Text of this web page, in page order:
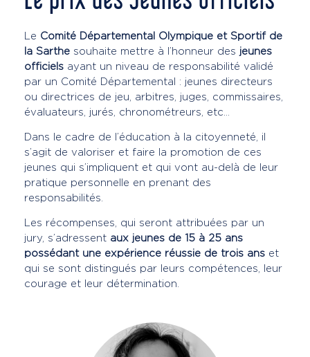
Le Comité Départemental Olympique et Sportif de
la Sarthe souhaite mettre à l’honneur des jeunes
officiels ayant un niveau de responsabilité validé
par un Comité Départemental : jeunes directeurs
ou directrices de jeu, arbitres, juges, commissaires,
évaluateurs, jurés, chronométreurs, etc…
Dans le cadre de l’éducation à la citoyenneté, il
s’agit de valoriser et faire la promotion de ces
jeunes qui s’impliquent et qui vont au-delà de leur
pratique personnelle en prenant des
responsabilités.
Les récompenses, qui seront attribuées par un
jury, s’adressent aux jeunes de 15 à 25 ans
possédant une expérience réussie de trois ans et
qui se sont distingués par leurs compétences, leur
courage et leur détermination.